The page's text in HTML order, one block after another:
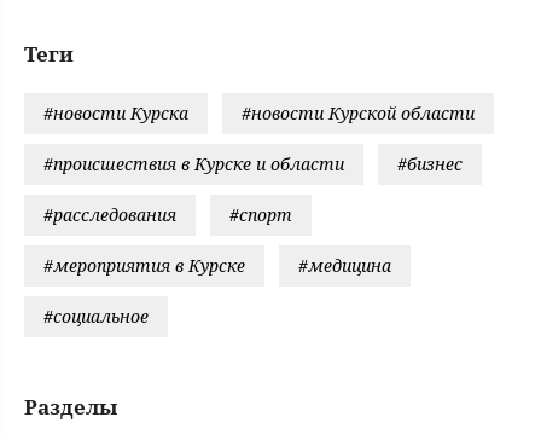
Теги
#новости Курска #новости Курской области
#происшествия в Курске и области #бизнес
#расследования #спорт
#мероприятия в Курске #медицина
#социальное
Разделы